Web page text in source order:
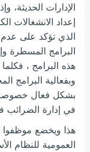
الإدارات الحديثة،
إعداد الانشغالات
الذي تؤكد على عدم
البرامج المسطرة
هذه البرامج ، فكلما
وبفعالية البرامج
بشكل فعال خصوصا
في إدارة الضرائب
هذا ويخضع موظفوا
العمومية للنظام